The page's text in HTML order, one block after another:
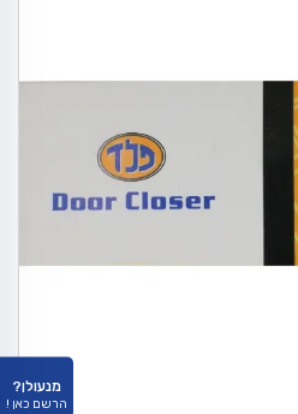
מנעולן?
הרשם כאן !